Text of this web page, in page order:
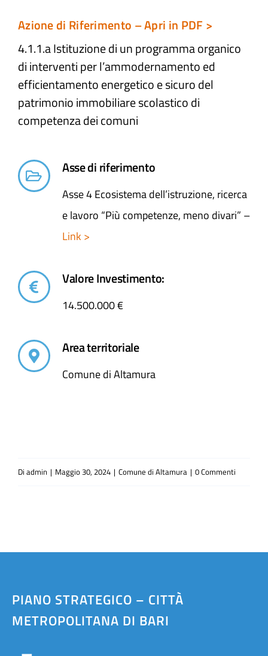
Azione di Riferimento – Apri in PDF >
4.1.1.a Istituzione di un programma organico
di interventi per l’ammodernamento ed
efficientamento energetico e sicuro del
patrimonio immobiliare scolastico di
competenza dei comuni
Asse di riferimento
Asse 4 Ecosistema dell’istruzione, ricerca
e lavoro “Più competenze, meno divari” –
Link >
Valore Investimento:
14.500.000 €
Area territoriale
Comune di Altamura
Di admin | Maggio 30, 2024 | Comune di Altamura | 0 Commenti
PIANO STRATEGICO – CITTÀ
METROPOLITANA DI BARI